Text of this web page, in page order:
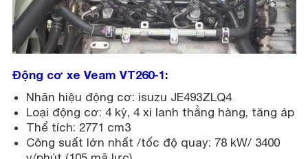
Động cơ xe Veam VT260-1:
Nhãn hiệu động cơ: isuzu JE493ZLQ4
Loại động cơ: 4 kỳ, 4 xi lanh thẳng hàng, tăng áp
Thể tích: 2771 cm3
Công suất lớn nhất /tốc độ quay: 78 kW/ 3400